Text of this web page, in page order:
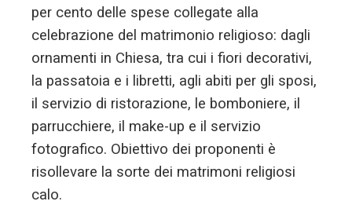
per cento delle spese collegate alla
celebrazione del matrimonio religioso: dagli
ornamenti in Chiesa, tra cui i fiori decorativi,
la passatoia e i libretti, agli abiti per gli sposi,
il servizio di ristorazione, le bomboniere, il
parrucchiere, il make-up e il servizio
fotografico. Obiettivo dei proponenti è
risollevare la sorte dei matrimoni religiosi
calo.